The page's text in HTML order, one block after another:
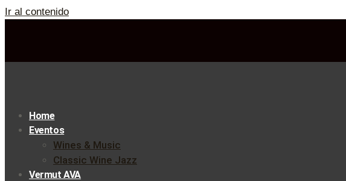
Ir al contenido
Home
Eventos
Wines & Music
Classic Wine Jazz
Vermut AVA